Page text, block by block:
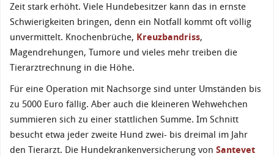
Zeit stark erhöht. Viele Hundebesitzer kann das in ernste
Schwierigkeiten bringen, denn ein Notfall kommt oft völlig
unvermittelt. Knochenbrüche, Kreuzbandriss,
Magendrehungen, Tumore und vieles mehr treiben die
Tierarztrechnung in die Höhe.
Für eine Operation mit Nachsorge sind unter Umständen bis
zu 5000 Euro fällig. Aber auch die kleineren Wehwehchen
summieren sich zu einer stattlichen Summe. Im Schnitt
besucht etwa jeder zweite Hund zwei- bis dreimal im Jahr
den Tierarzt. Die Hundekrankenversicherung von Santevet